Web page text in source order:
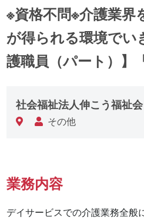
※資格不問※介護業界
が得られる環境でい
護職員（パート）
社会福祉法人伸こう福祉会
その他
業務内容
デイサービスでの介護業務全般